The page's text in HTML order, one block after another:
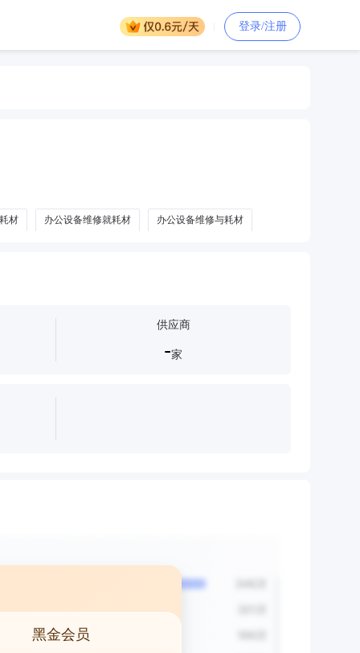
登录/注册
材 办公设备维修就耗材 办公设备维修与耗材
供应商
-家
黑金会员